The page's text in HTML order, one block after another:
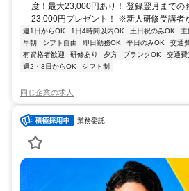
度！最大23,000円あり！ 登録翌月までの
23,000円プレゼント！ ※新人研修受講者
週1日からOK 1日4時間以内OK 土日祝のみOK
早朝
シフト自由 即日勤務OK 平日のみOK 交通
有資格者歓迎
研修あり 夕方 ブランクOK 交通費
週2・3日からOK
シフト制
同じ企業の求人
業務委託